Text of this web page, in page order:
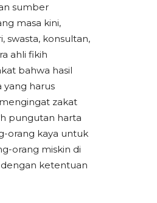
sumber
masa kini,
swasta, konsultan,
ahli fikih
bahwa hasil
yang harus
zakat
pungutan harta
orang kaya untuk
orang miskin di
ketentuan